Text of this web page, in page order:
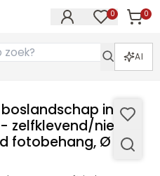
0 0
AI
in
zelfklevend/niet-
fotobehang, Ø 40